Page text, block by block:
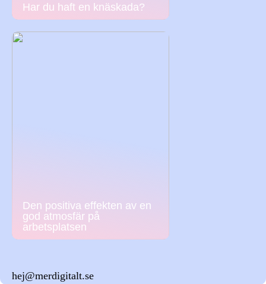
Har du haft en knäskada?
Den positiva effekten av en
god atmosfär på
arbetsplatsen
hej@merdigitalt.se